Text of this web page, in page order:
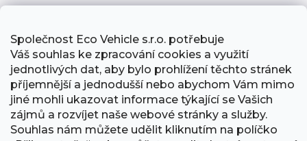
Společnost Eco Vehicle s.r.o. potřebuje
Váš souhlas ke zpracování cookies a využití
jednotlivých dat, aby bylo prohlížení těchto stránek
příjemnější a jednodušší nebo abychom Vám mimo
jiné mohli ukazovat informace týkající se Vašich
zájmů a rozvíjet naše webové stránky a služby.
Souhlas nám můžete udělit kliknutím na políčko
Buďte první, kdo napíše příspěvek k této položce.